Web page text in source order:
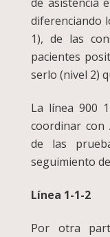
diferenciando
1), de las
pacientes
serlo (nivel 2)
La línea 900
coordinar con
de las
seguimiento
Línea 1-1-2
Por otra